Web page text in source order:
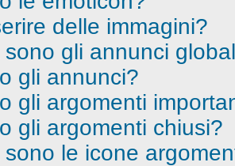
delle immagini?
gli annunci
gli annunci?
gli argomenti
gli argomenti chiusi?
le icone